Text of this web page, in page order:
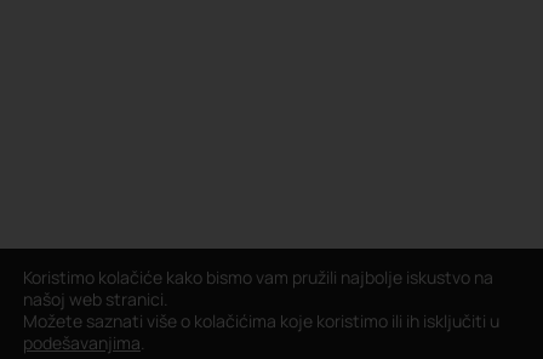
Koristimo kolačiće kako bismo vam pružili najbolje iskustvo na
našoj web stranici.
Možete saznati više o kolačićima koje koristimo ili ih isključiti u
podešavanjima.